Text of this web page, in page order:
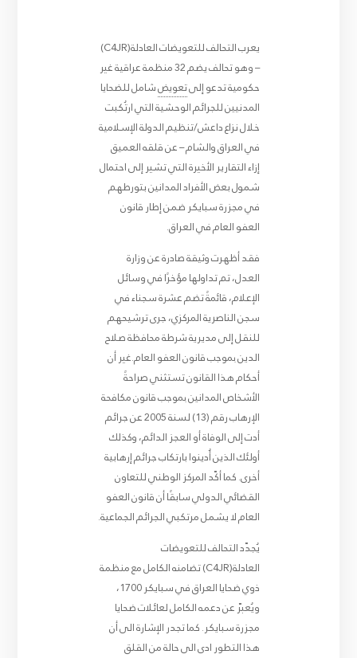
يعرب التحالف للتعويضات العادلة(C4JR)
– وهو تحالف يضم 32 منظمة عراقية غير
حكومية تدعو إلىتعويضشامل للضحايا
المدنيين للجرائم الوحشية التي ارتُكبت
خلال نزاع داعش/تنظيم الدولة الإسلامية
في العراق والشام – عن قلقه العميق
إزاء التقارير الأخيرة التي تشير إلى احتمال
شمول بعض الأفراد المدانين بتورطهم
في مجزرة سبايكر ضمن إطار قانون
العفو العام في العراق.
فقد أظهرت وثيقة صادرة عن وزارة
العدل، تم تداولها مؤخرًا في وسائل
الإعلام، قائمةً تضم عشرة سجناء في
سجن الناصرية المركزي، جرى ترشيحهم
للنقل إلى مديرية شرطة محافظة صلاح
الدين بموجب قانون العفو العام.غير أن
أحكام هذا القانون تستثني صراحةً
الأشخاص المدانين بموجب قانون مكافحة
الإرهاب رقم (13) لسنة 2005 عن جرائم
أدت إلى الوفاة أو العجز الدائم، وكذلك
أولئك الذين أُدينوا بارتكاب جرائم إرهابية
أخرى. كما أكّد المركز الوطني للتعاون
القضائي الدولي سابقًا أن قانون العفو
العام لا يشمل مرتكبي الجرائم الجماعية.
يُجدّد التحالف للتعويضات
العادلة(C4JR) تضامنه الكامل مع منظمة
ذوي ضحايا العراق في سبايكر 1700،
ويُعبّر عن دعمه الكامل لعائلات ضحايا
مجزرة سبايكر. كما تجدر الإشارة الى أن
هذا التطور ادى الى حالة من القلق